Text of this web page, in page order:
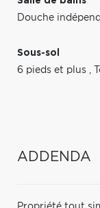
Douche
Sous-sol
6 pieds et plus ,
ADDENDA